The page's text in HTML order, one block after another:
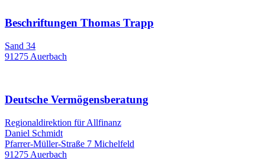
Beschriftungen Thomas Trapp
Sand 34
91275 Auerbach
Deutsche Vermögensberatung
Regionaldirektion für Allfinanz
Daniel Schmidt
Pfarrer-Müller-Straße 7 Michelfeld
91275 Auerbach